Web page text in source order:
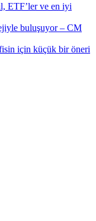
ETF’ler ve en iyi
buluşuyor – CM
için küçük bir öneri